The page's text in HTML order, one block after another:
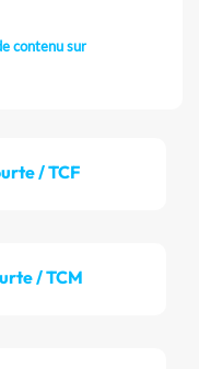
contenu sur
/ TCF
/ TCM